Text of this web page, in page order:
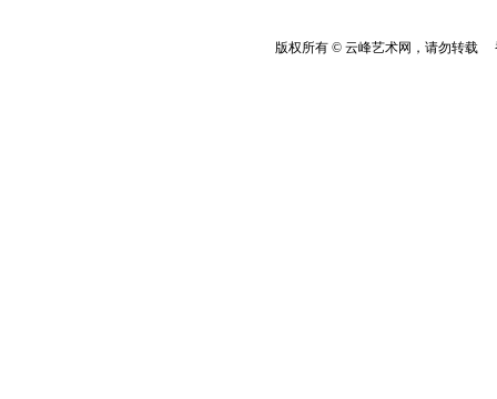
版权所有 © 云峰艺术网，请勿转载